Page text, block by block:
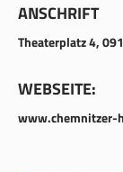
ANSCHRIFT
Theaterplatz 4,
WEBSEITE:
www.chemnitzer-